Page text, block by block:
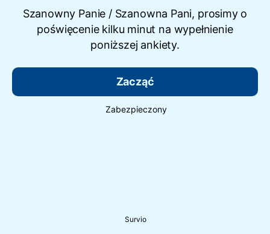
Szanowny Panie / Szanowna Pani, prosimy o
poświęcenie kilku minut na wypełnienie
poniższej ankiety.
Zacząć
Zabezpieczony
Survio